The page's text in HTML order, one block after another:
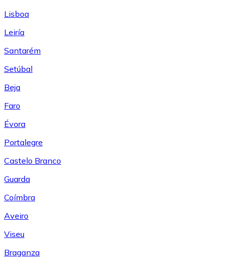
Lisboa
Leiría
Santarém
Setúbal
Beja
Faro
Évora
Portalegre
Castelo Branco
Guarda
Coímbra
Aveiro
Viseu
Braganza